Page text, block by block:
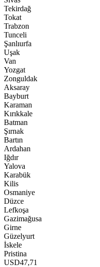
Tekirdağ
Tokat
Trabzon
Tunceli
Şanlıurfa
Uşak
Van
Yozgat
Zonguldak
Aksaray
Bayburt
Karaman
Kırıkkale
Batman
Şırnak
Bartın
Ardahan
Iğdır
Yalova
Karabük
Kilis
Osmaniye
Düzce
Lefkoşa
Gazimağusa
Girne
Güzelyurt
İskele
Pristina
USD47,71